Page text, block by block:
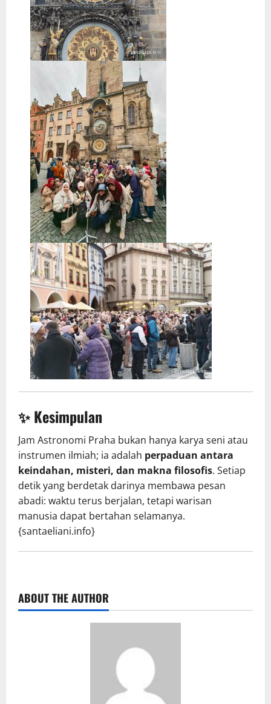
✨Kesimpulan
Jam Astronomi Praha bukan hanya karya seni atau
instrumen ilmiah; ia adalah perpaduan antara
keindahan, misteri, dan makna filosofis. Setiap
detik yang berdetak darinya membawa pesan
abadi: waktu terus berjalan, tetapi warisan
manusia dapat bertahan selamanya.
{santaeliani.info}
ABOUT THE AUTHOR